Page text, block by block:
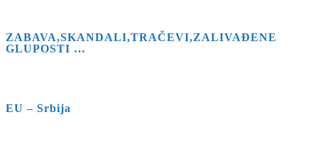
ZABAVA,SKANDALI,TRAČEVI,ZALIVAĐENE
GLUPOSTI …
EU – Srbija